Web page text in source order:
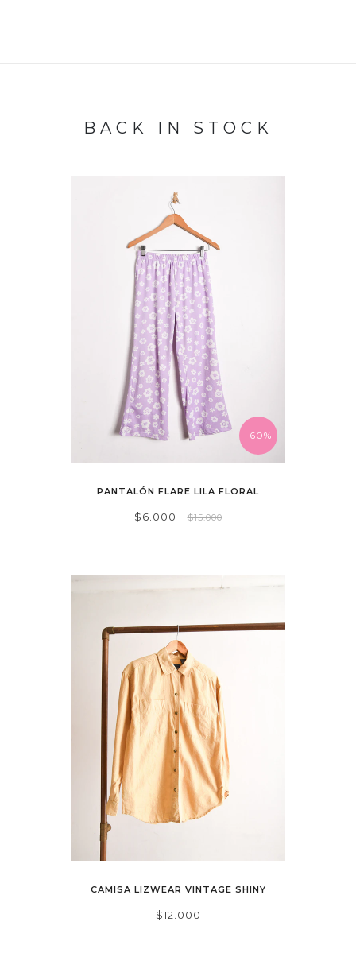
BACK IN STOCK
-60%
PANTALÓN FLARE LILA FLORAL
$6.000 $15.000
CAMISA LIZWEAR VINTAGE SHINY
$12.000